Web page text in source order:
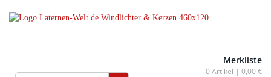
Merkliste
0Artikel | 0,00 €